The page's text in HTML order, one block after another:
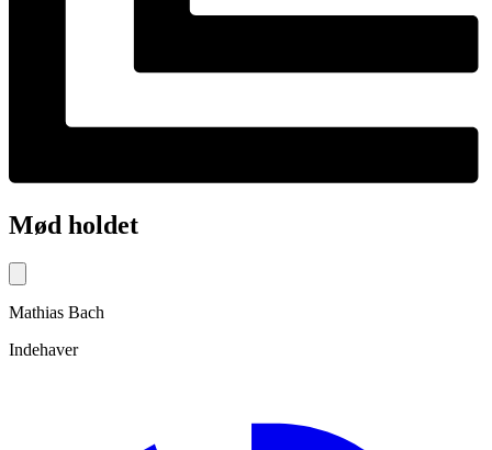
Mød holdet
Mathias Bach
Indehaver